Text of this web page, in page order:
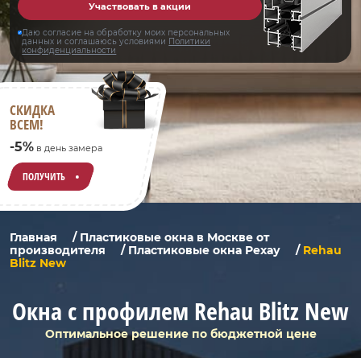
Участвовать в акции
Даю согласие на обработку моих персональных
данных и соглашаюсь условиями Политики
конфиденциальности
СКИДКА
ВСЕМ!
-5% в день замера
ПОЛУЧИТЬ
Главная / Пластиковые окна в Москве от
производителя
/ Пластиковые окна Рехау / Rehau
Blitz New
Окна с профилем Rehau Blitz New
Оптимальное решение по бюджетной цене